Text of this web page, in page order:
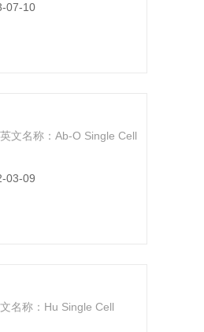
07-10
文名称：Ab-O Single Cell
03-09
名称：Hu Single Cell